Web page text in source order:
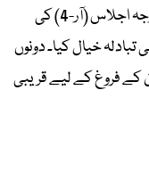
میں ہونے والے علاقائی چار ملکی وزرائے خارجہ اجلاس (آر-4) کی
تبادلہ خیال کیا۔ دونوں
کے فروغ کے لیے قریبی